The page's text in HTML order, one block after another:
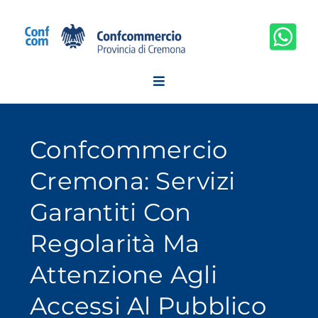
contenuto
Confcommercio
Cremona: Servizi
Garantiti Con
Regolarità Ma
Attenzione Agli
Accessi Al Pubblico